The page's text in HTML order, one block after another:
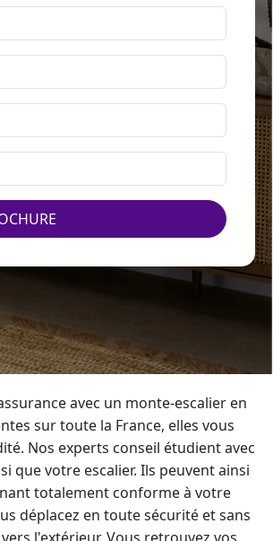
avec un monte-escalier en
sur toute la France, elles vous
Nos experts conseil étudient avec
que votre escalier. Ils peuvent ainsi
totalement conforme à votre
déplacez en toute sécurité et sans